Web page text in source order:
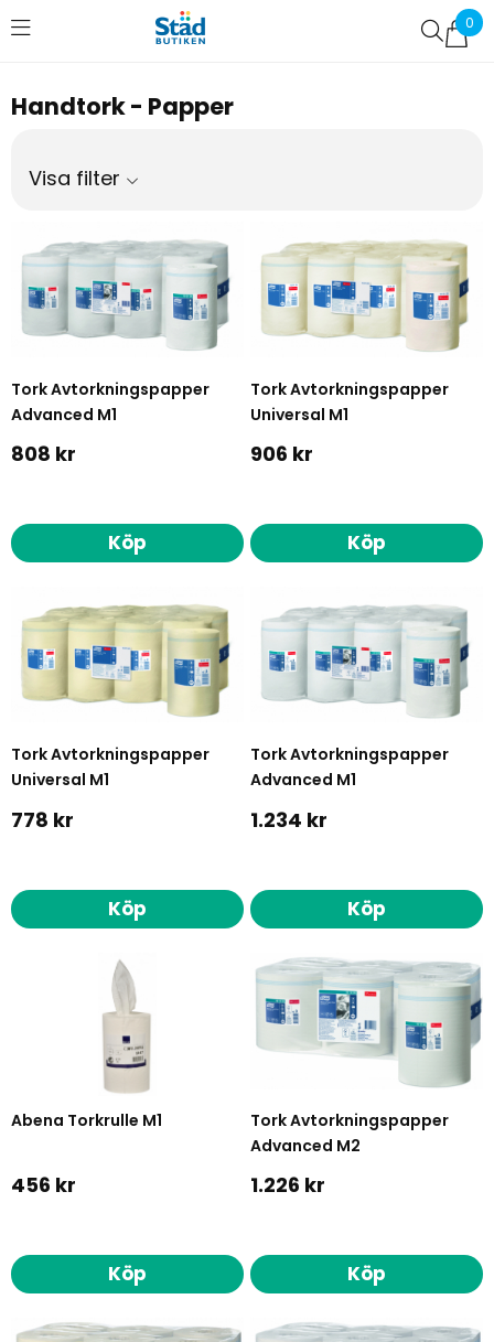
0
Favoriter (0)
Handtork - Papper
Visa filter
Tork Avtorkningspapper
Advanced M1
808 kr
Köp
Tork Avtorkningspapper
Universal M1
906 kr
Köp
Tork Avtorkningspapper
Universal M1
778 kr
Köp
Tork Avtorkningspapper
Advanced M1
1.234 kr
Köp
Abena Torkrulle M1
456 kr
Köp
Tork Avtorkningspapper
Advanced M2
1.226 kr
Köp